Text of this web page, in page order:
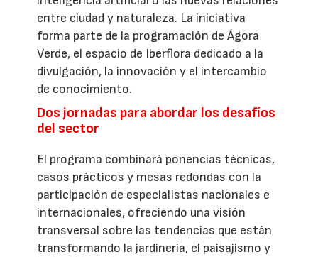
entre ciudad y naturaleza. La iniciativa
forma parte de la programación de Ágora
Verde, el espacio de Iberflora dedicado a la
divulgación, la innovación y el intercambio
de conocimiento.
Dos jornadas para abordar los desafíos
del sector
El programa combinará ponencias técnicas,
casos prácticos y mesas redondas con la
participación de especialistas nacionales e
internacionales, ofreciendo una visión
transversal sobre las tendencias que están
transformando la jardinería, el paisajismo y